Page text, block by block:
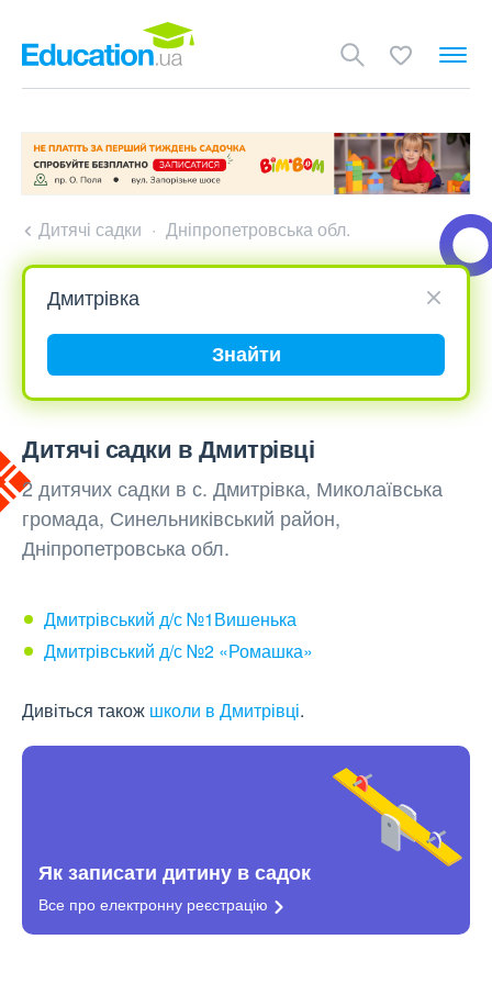
Дитячі садки Дніпропетровська обл.
Знайти
Дитячі садки в Дмитрівці
2 дитячих садки в с. Дмитрівка, Миколаївська
громада, Синельниківський район,
Дніпропетровська обл.
Дмитрівський д/с №1Вишенька
Дмитрівський д/с №2 «Ромашка»
Дивіться також школи в Дмитрівці.
Як записати дитину в садок
Все про електронну реєстрацію